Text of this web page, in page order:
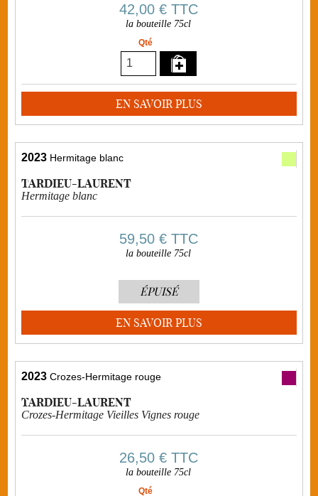
42,00 €TTC
la bouteille 75cl
Qté
EN SAVOIR PLUS
2023 Hermitage blanc
TARDIEU-LAURENT
Hermitage blanc
59,50 €TTC
la bouteille 75cl
ÉPUISÉ
EN SAVOIR PLUS
2023 Crozes-Hermitage rouge
TARDIEU-LAURENT
Crozes-Hermitage Vieilles Vignes rouge
26,50 €TTC
la bouteille 75cl
Qté